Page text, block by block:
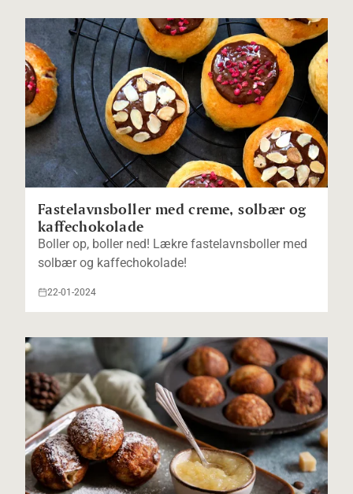
Fastelavnsboller med creme, solbær og
kaffechokolade
Boller op, boller ned! Lækre fastelavnsboller med
solbær og kaffechokolade!
22-01-2024